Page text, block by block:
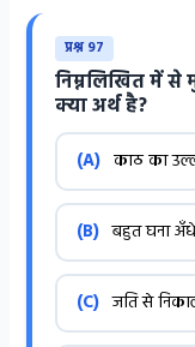
प्रश्न 97
निम्नलिखित में
क्या अर्थ है?
(A) काठ का
(B) बहुत घना
(C) जति से